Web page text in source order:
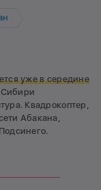
уже в середине
Сибири
Квадрокоптер,
Абакана,